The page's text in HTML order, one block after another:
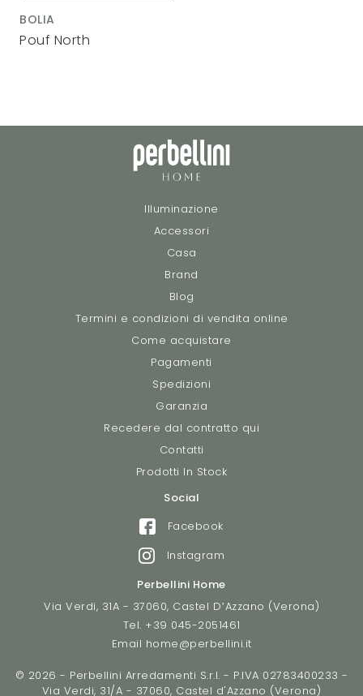
BOLIA
Pouf North
Illuminazione
Accessori
Casa
Brand
Blog
Termini e condizioni di vendita online
Come acquistare
Pagamenti
Spedizioni
Garanzia
Recedere dal contratto qui
Contatti
Prodotti In Stock
Social
Facebook
Instagram
Perbellini Home
Via Verdi, 31A - 37060, Castel D’Azzano (Verona)
Tel. +39 045-2051461
Email home@perbellini.it
© 2026 - Perbellini Arredamenti S.r.l. - P.IVA 02783400233 -
Via Verdi, 31/A - 37060, Castel d'Azzano (Verona)